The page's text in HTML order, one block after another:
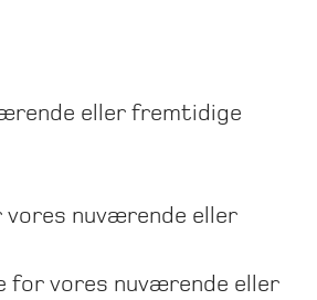
eller fremtidige
vores nuværende eller
for vores nuværende eller